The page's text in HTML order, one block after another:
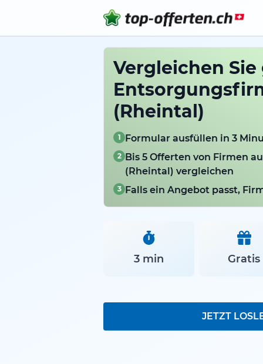
Vergleichen
(Rheintal)
1 Formular ausfüllen in 3
2 Bis 5 Offerten von Firmen
(Rheintal) vergleichen
3 Falls ein Angebot passt,
3 min Gratis
JETZT